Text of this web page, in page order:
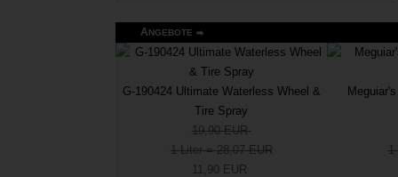
ANGEBOTE
G-190424 Ultimate Waterless Wheel &
Tire Spray
19,90 EUR
1 Liter = 28,07 EUR
11,90 EUR
1